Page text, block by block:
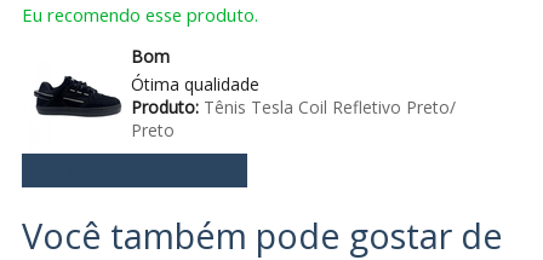
Eu recomendo esse produto.
Bom
Ótima qualidade
Produto:Tênis Tesla Coil Refletivo Preto/
Preto
Você também pode gostar de